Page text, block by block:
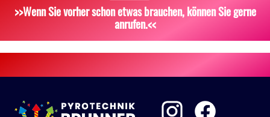
>>Wenn Sie vorher schon etwas brauchen, können Sie gerne
anrufen.<<